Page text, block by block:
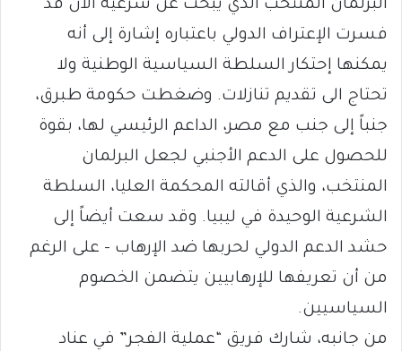
البرلمان المنتخب الذي يبحث عن شرعية الآن قد
فسرت الإعتراف الدولي باعتباره إشارة إلى أنه
يمكنها إحتكار السلطة السياسية الوطنية ولا
تحتاج الى تقديم تنازلات. وضغطت حكومة طبرق،
جنباً إلى جنب مع مصر، الداعم الرئيسي لها، بقوة
للحصول على الدعم الأجنبي لجعل البرلمان
المنتخب، والذي أقالته المحكمة العليا، السلطة
الشرعية الوحيدة في ليبيا. وقد سعت أيضاً إلى
حشد الدعم الدولي لحربها ضد الإرهاب – على الرغم
من أن تعريفها للإرهابيين يتضمن الخصوم
السياسيين.
من جانبه، شارك فريق “عملية الفجر” في عناد